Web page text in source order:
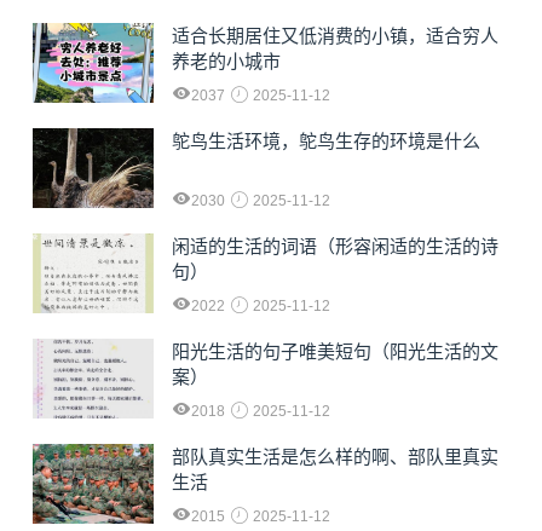
适合长期居住又低消费的小镇，适合穷人
养老的小城市
2037 2025-11-12
鸵鸟生活环境，鸵鸟生存的环境是什么
2030 2025-11-12
闲适的生活的词语（形容闲适的生活的诗
句）
2022 2025-11-12
阳光生活的句子唯美短句（阳光生活的文
案）
2018 2025-11-12
部队真实生活是怎么样的啊、部队里真实
生活
2015 2025-11-12